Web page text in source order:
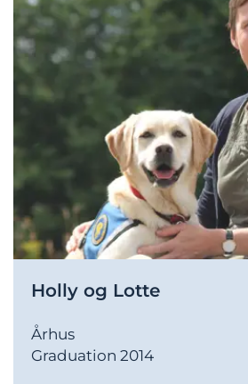
Holly og Lotte
Århus
Graduation 2014